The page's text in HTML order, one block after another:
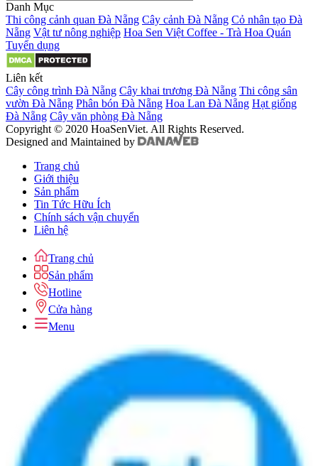
Danh Mục
Thi công cảnh quan Đà Nẵng Cây cảnh Đà Nẵng Cỏ nhân tạo Đà
Nẵng Vật tư nông nghiệp Hoa Sen Việt Coffee - Trà Hoa Quán
Tuyển dụng
Liên kết
Cây công trình Đà Nẵng Cây khai trương Đà Nẵng Thi công sân
vườn Đà Nẵng Phân bón Đà Nẵng Hoa Lan Đà Nẵng Hạt giống
Đà Nẵng Cây văn phòng Đà Nẵng
Copyright © 2020 HoaSenViet. All Rights Reserved.
Designed and Maintained by
Trang chủ
Giới thiệu
Sản phẩm
Tin Tức Hữu Ích
Chính sách vận chuyển
Liên hệ
Trang chủ
Sản phẩm
Hotline
Cửa hàng
Menu